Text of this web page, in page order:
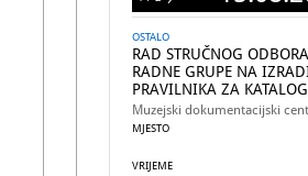
OSTALO
RAD STRUČNOG
RADNE GRUPE NA
PRAVILNIKA ZA
Muzejski dokumentacijski
MJESTO
VRIJEME